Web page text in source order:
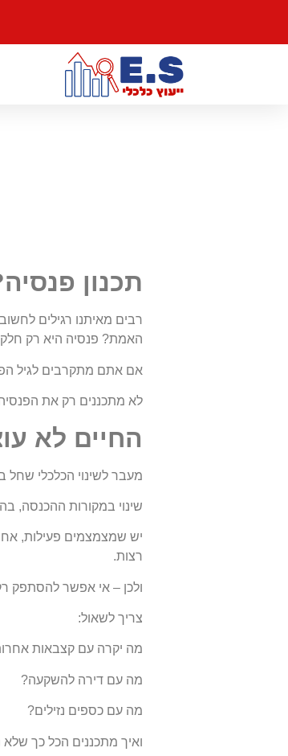
תכנון פנסיה
רבים מאיתנו רגילים
האמת? פנסיה היא רק
אם אתם מתקרבים לגיל
לא מתכננים רק את
החיים לא עוצרים בגיל
מעבר לשינוי הכלכלי שחל
שינוי במקורות ההכנסה,
יש שמצמצמים פעילות,
רצות.
ולכן – אי אפשר להסתפק
צריך לשאול:
מה יקרה עם קצבאות
מה עם דירה להשקעה?
מה עם כספים נזילים?
ואיך מתכננים הכל כך